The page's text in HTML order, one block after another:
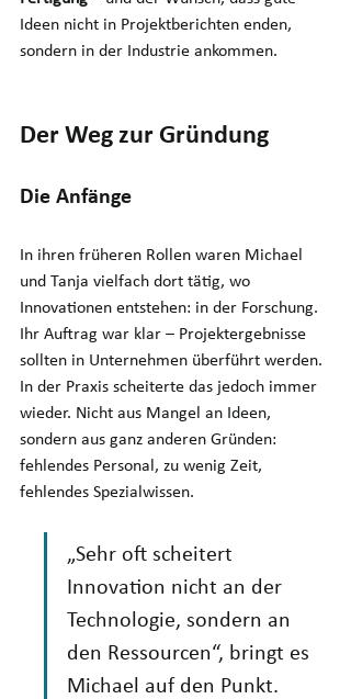
Ideen nicht in Projektberichten enden,
sondern in der Industrie ankommen.
Der Weg zur Gründung
Die Anfänge
In ihren früheren Rollen waren Michael
und Tanja vielfach dort tätig, wo
Innovationen entstehen: in der Forschung.
Ihr Auftrag war klar – Projektergebnisse
sollten in Unternehmen überführt werden.
In der Praxis scheiterte das jedoch immer
wieder. Nicht aus Mangel an Ideen,
sondern aus ganz anderen Gründen:
fehlendes Personal, zu wenig Zeit,
fehlendes Spezialwissen.
„Sehr oft scheitert
Innovation nicht an der
Technologie, sondern an
den Ressourcen“, bringt es
Michael auf den Punkt.